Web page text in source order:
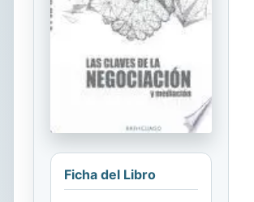
Ficha del Libro